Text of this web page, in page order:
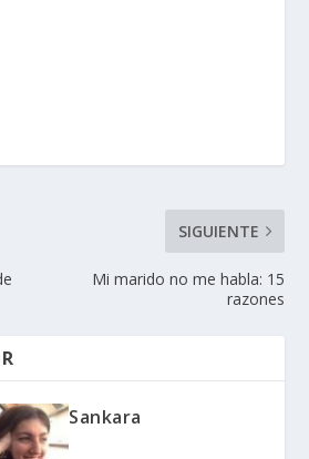
SIGUIENTE
Mi marido no me habla: 15
razones
Sankara